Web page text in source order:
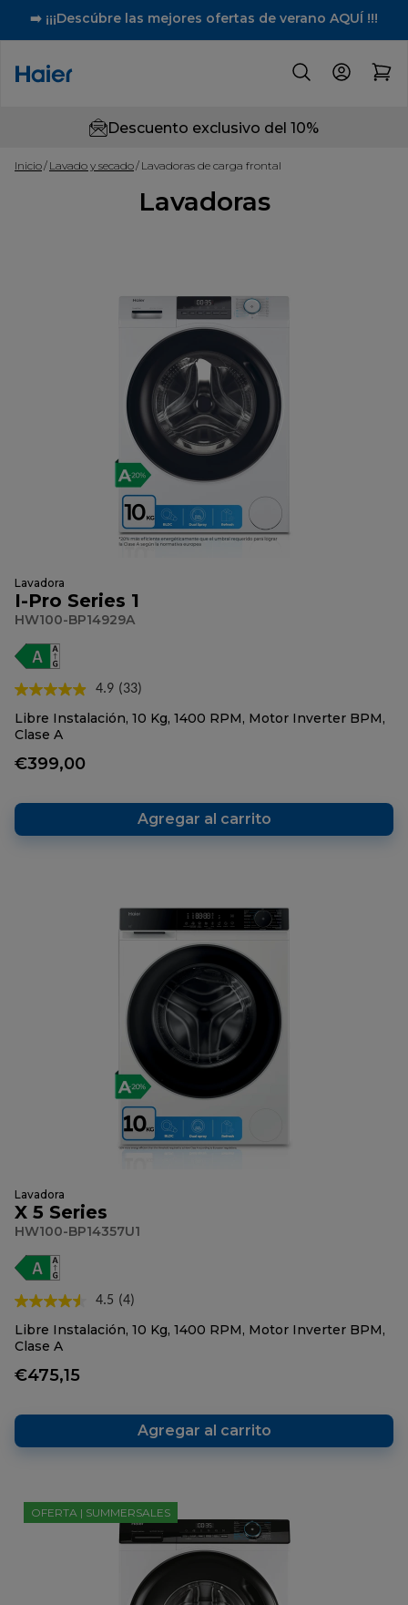
➡️ ¡¡¡Descúbre las mejores ofertas de verano AQUÍ !!!
Descuento exclusivo del 10%
Inicio Lavado y secado Lavadoras de carga frontal
Lavadoras
Lavadora
I-Pro Series 1
HW100-BP14929A
4.9 Lea
33
reseñas.
(33)
Libre Instalación, 10 Kg, 1400 RPM, Motor Inverter BPM,
Clase A
€399,00
Agregar al carrito
Lavadora
X 5 Series
HW100-BP14357U1
4.5 Lea
reseñas.
(4)
Libre Instalación, 10 Kg, 1400 RPM, Motor Inverter BPM,
Clase A
€475,15
Agregar al carrito
OFERTA | SUMMERSALES